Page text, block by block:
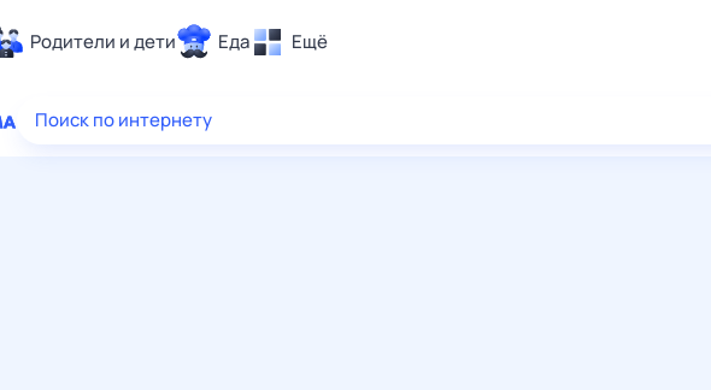
Родители и дети Еда Ещё
Здоровье
Поиск по интернету